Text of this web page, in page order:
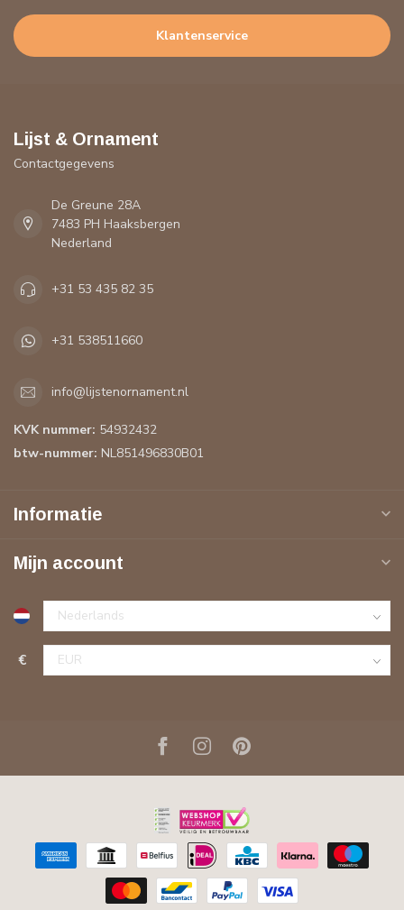
Klantenservice
Lijst & Ornament
Contactgegevens
De Greune 28A
7483 PH Haaksbergen
Nederland
+31 53 435 82 35
+31 538511660
info@lijstenornament.nl
KVK nummer: 54932432
btw-nummer: NL851496830B01
Informatie
Mijn account
€